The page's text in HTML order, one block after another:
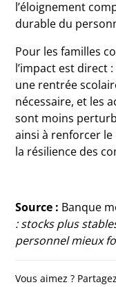
l’éloignement
durable du
Pour les familles
l’impact est direct
une rentrée
nécessaire, et les
sont moins
ainsi à renforcer
la résilience des
Source : Banque
: stocks plus
personnel mieux
Vous aimez ?